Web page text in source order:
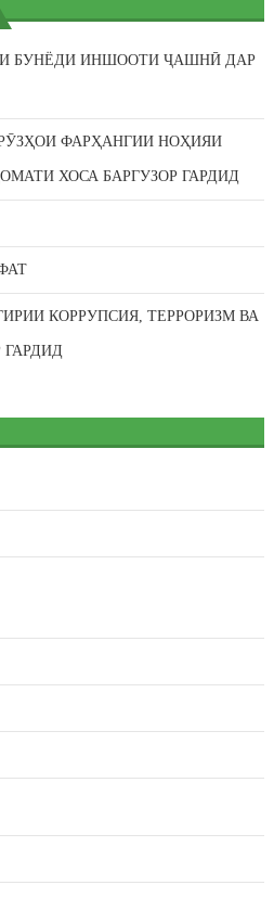
БУНЁДИ ИНШООТИ ҶАШНӢ ДАР
ФАРҲАНГИИ НОҲИЯИ
ХОСА БАРГУЗОР ГАРДИД
КОРРУПСИЯ, ТЕРРОРИЗМ ВА
ГАРДИД